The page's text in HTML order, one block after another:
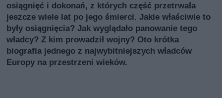
osiągnięć i dokonań, z których część przetrwała
jeszcze wiele lat po jego śmierci. Jakie właściwie to
były osiągnięcia? Jak wyglądało panowanie tego
władcy? Z kim prowadził wojny? Oto krótka
biografia jednego z najwybitniejszych władców
Europy na przestrzeni wieków.